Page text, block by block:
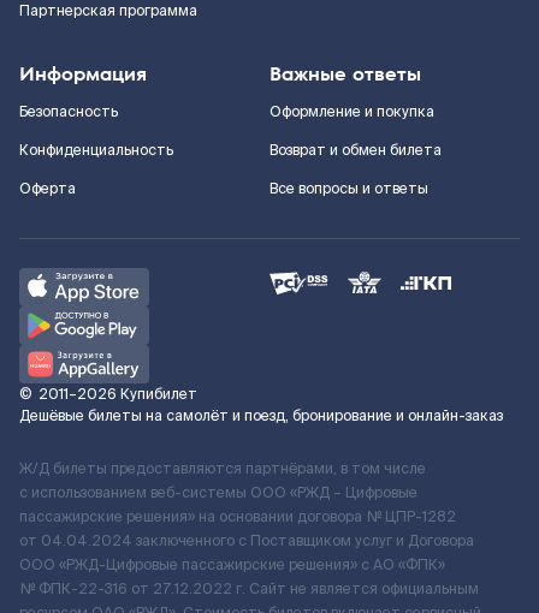
Партнерская программа
Информация
Безопасность
Конфиденциальность
Оферта
Важные ответы
Оформление и покупка
Возврат и обмен билета
Все вопросы и ответы
© 2011–2026 Купибилет
Дешёвые билеты на самолёт и поезд, бронирование и онлайн-заказ
Ж/Д билеты предоставляются партнёрами, в том числе
с использованием веб-системы ООО «РЖД – Цифровые
пассажирские решения» на основании договора № ЦПР-1282
от 04.04.2024 заключенного с Поставщиком услуг и Договора
ООО «РЖД-Цифровые пассажирские решения» c АО «ФПК»
№ ФПК-22-316 от 27.12.2022 г. Сайт не является официальным